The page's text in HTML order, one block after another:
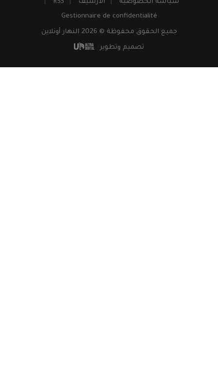
سياسة الخصوصية
الأرشيف
RSS
Gestionnaire de confidentialité
جميع الحقوق محفوظة © 2026 النهار أونلاين
تصميم وتطوير